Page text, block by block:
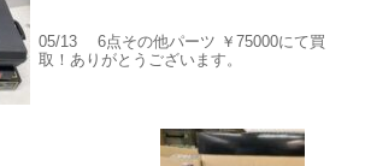
05/13 6点その他パーツ ￥75000にて買
取！ありがとうございます。